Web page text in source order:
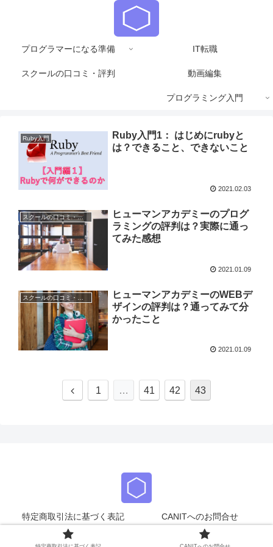
プログラマーになる準備 IT転職
スクールの口コミ・評判 動画編集
プログラミング入門
Ruby入門
Ruby入門1： はじめにrubyと
は？できること、できないこと
2021.02.03
スクールの口コミ・評判
ヒューマンアカデミーのプログ
ラミングの評判は？実際に通っ
てみた感想
2021.01.09
ヒューマンアカデミーのWEBデ
ザインの評判は？通ってみて分
かったこと
2021.01.09
1 … 41 42 43
特定商取引法に基づく表記 CANITへのお問合せ